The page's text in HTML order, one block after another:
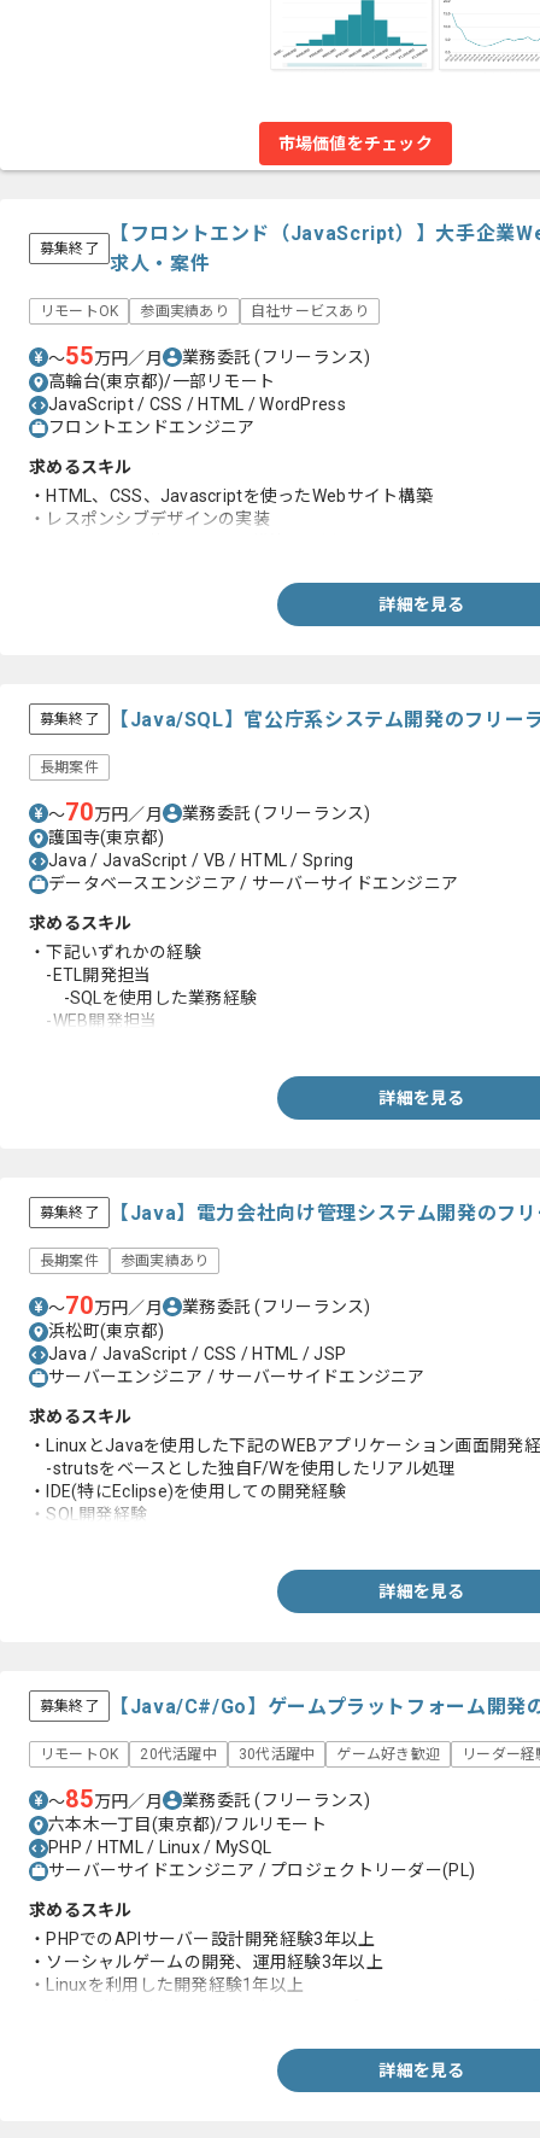
市場価値をチェック
募集終了
【フロントエンド（JavaScript）】大手企業
求人・案件
リモートOK 参画実績あり 自社サービスあり
〜55万円／月 業務委託(フリーランス)
高輪台(東京都)/一部リモート
JavaScript / CSS / HTML / WordPress
フロントエンドエンジニア
求めるスキル
・HTML、CSS、Javascriptを使ったWebサイト構築
・レスポンシブデザインの実装
詳細を見る
募集終了 【Java/SQL】官公庁系システム開発のフリー
長期案件
〜70万円／月 業務委託(フリーランス)
護国寺(東京都)
Java / JavaScript / VB / HTML / Spring
データベースエンジニア / サーバーサイドエンジニア
求めるスキル
・下記いずれかの経験
-ETL開発担当
-SQLを使用した業務経験
-WEB開発担当
詳細を見る
募集終了 【Java】電力会社向け管理システム開発のフ
長期案件 参画実績あり
〜70万円／月 業務委託(フリーランス)
浜松町(東京都)
Java / JavaScript / CSS / HTML / JSP
サーバーエンジニア / サーバーサイドエンジニア
求めるスキル
・LinuxとJavaを使用した下記のWEBアプリケーション画面開発
-strutsをベースとした独自F/Wを使用したリアル処理
・IDE(特にEclipse)を使用しての開発経験
・SQL開発経験
詳細を見る
募集終了 【Java/C#/Go】ゲームプラットフォーム開発
リモートOK 20代活躍中 30代活躍中 ゲーム好き歓迎 リーダー
〜85万円／月 業務委託(フリーランス)
六本木一丁目(東京都)/フルリモート
PHP / HTML / Linux / MySQL
サーバーサイドエンジニア / プロジェクトリーダー(PL)
求めるスキル
・PHPでのAPIサーバー設計開発経験3年以上
・ソーシャルゲームの開発、運用経験3年以上
・Linuxを利用した開発経験1年以上
詳細を見る